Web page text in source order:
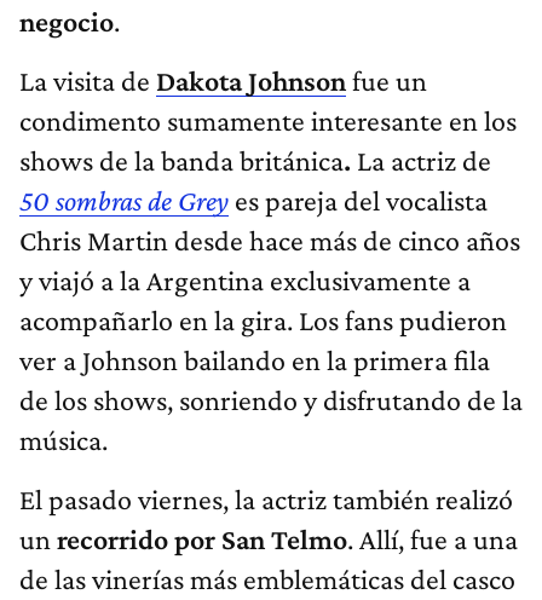
negocio.
La visita de Dakota Johnsonfue un
condimento sumamente interesante en los
shows de la banda británica. La actriz de
50 sombras de Grey es pareja del vocalista
Chris Martin desde hace más de cinco años
y viajó a la Argentina exclusivamente a
acompañarlo en la gira. Los fans pudieron
ver a Johnson bailando en la primera fila
de los shows, sonriendo y disfrutando de la
música.
El pasado viernes, la actriz también realizó
un recorrido por San Telmo. Allí, fue a una
de las vinerías más emblemáticas del casco